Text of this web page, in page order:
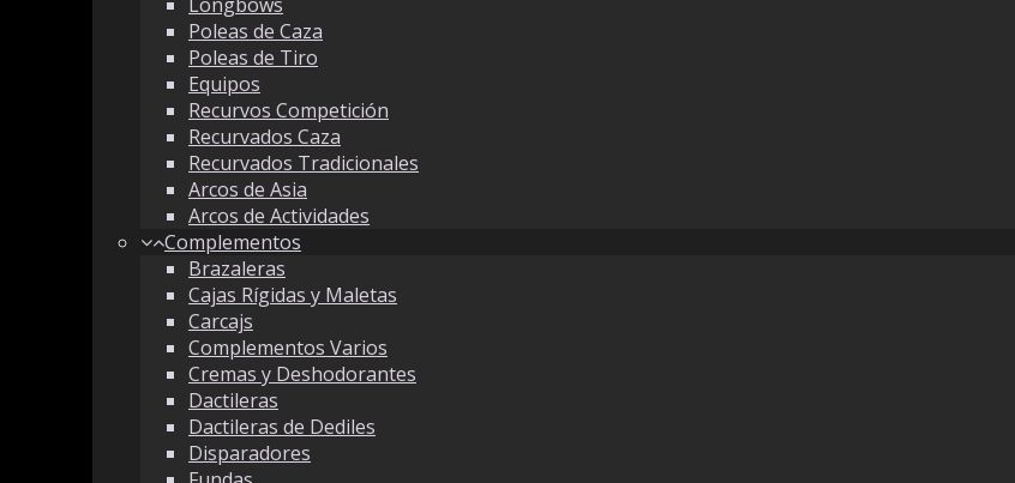
Poleas de Caza
Poleas de Tiro
Equipos
Recurvos Competición
Recurvados Caza
Recurvados Tradicionales
Arcos de Asia
Arcos de Actividades
Complementos
Brazaleras
Cajas Rígidas y Maletas
Carcajs
Complementos Varios
Cremas y Deshodorantes
Dactileras
Dactileras de Dediles
Disparadores